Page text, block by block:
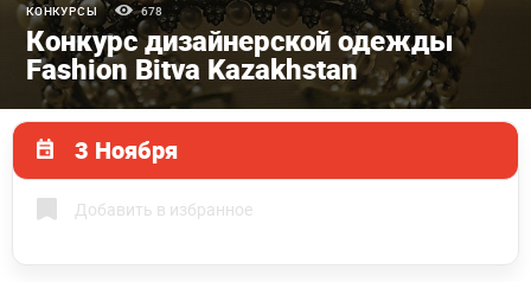
КОНКУРСЫ 678
Конкурс дизайнерской одежды
Fashion Bitva Kazakhstan
3 Ноября
Добавить в избранное